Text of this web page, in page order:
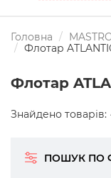
Головна
Флотар
Флотар
Знайдено товарів:
ПОШУК ПО